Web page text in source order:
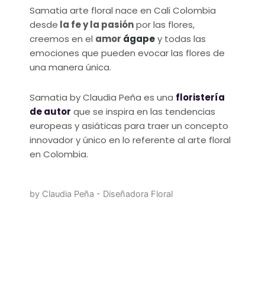
Samatia arte floral nace en Cali Colombia
desde la fe y la pasiónpor las flores,
creemos en el amor ágapey todas las
emociones que pueden evocar las flores de
una manera única.
Samatia by Claudia Peña es una floristería
de autor que se inspira en las tendencias
europeas y asiáticas para traer un concepto
innovador y único en lo referente al arte floral
en Colombia.
by Claudia Peña - Diseñadora Floral